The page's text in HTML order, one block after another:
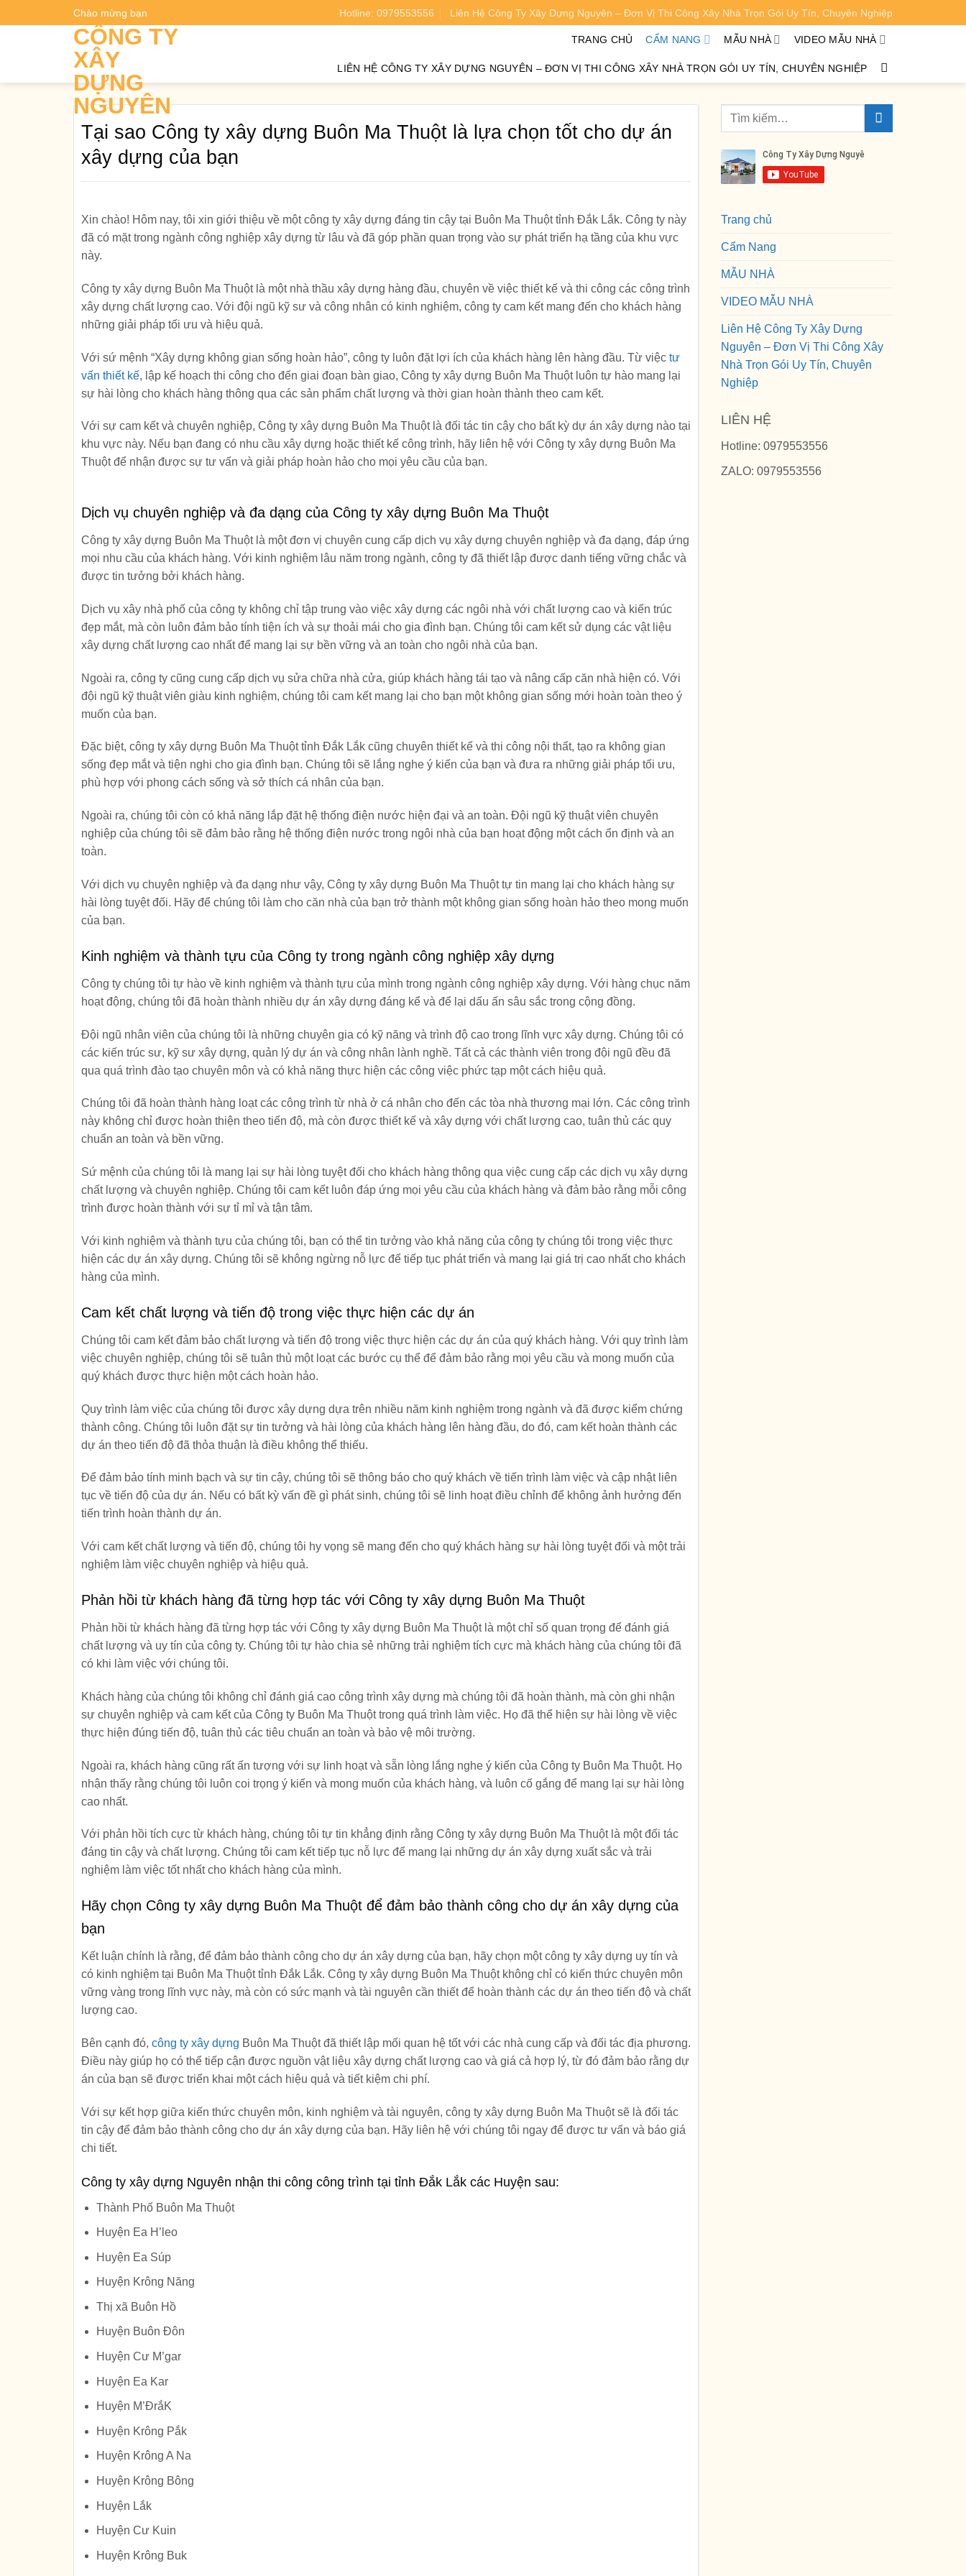
to
Chào mừng bạn Hotline: 0979553556 Liên Hệ Công Ty Xây Dựng Nguyên – Đơn Vị Thi Công Xây Nhà Trọn Gói Uy Tín, Chuyên Nghiệp
CÔNG TY
XÂY
DỰNG
NGUYÊN
TRANG CHỦ CẨM NANG MẪU NHÀ VIDEO MẪU NHÀ
LIÊN HỆ CÔNG TY XÂY DỰNG NGUYÊN – ĐƠN VỊ THI CÔNG XÂY NHÀ TRỌN GÓI UY TÍN, CHUYÊN NGHIỆP
Tại sao Công ty xây dựng Buôn Ma Thuột là lựa chọn tốt cho dự án
xây dựng của bạn
Xin chào! Hôm nay, tôi xin giới thiệu về một công ty xây dựng đáng tin cậy tại Buôn Ma Thuột tỉnh Đắk Lắk. Công ty này
đã có mặt trong ngành công nghiệp xây dựng từ lâu và đã góp phần quan trọng vào sự phát triển hạ tầng của khu vực
này.
Công ty xây dựng Buôn Ma Thuột là một nhà thầu xây dựng hàng đầu, chuyên về việc thiết kế và thi công các công trình
xây dựng chất lượng cao. Với đội ngũ kỹ sư và công nhân có kinh nghiệm, công ty cam kết mang đến cho khách hàng
những giải pháp tối ưu và hiệu quả.
Với sứ mệnh “Xây dựng không gian sống hoàn hảo”, công ty luôn đặt lợi ích của khách hàng lên hàng đầu. Từ việc tư
vấn thiết kế, lập kế hoạch thi công cho đến giai đoạn bàn giao, Công ty xây dựng Buôn Ma Thuột luôn tự hào mang lại
sự hài lòng cho khách hàng thông qua các sản phẩm chất lượng và thời gian hoàn thành theo cam kết.
Với sự cam kết và chuyên nghiệp, Công ty xây dựng Buôn Ma Thuột là đối tác tin cậy cho bất kỳ dự án xây dựng nào tại
khu vực này. Nếu bạn đang có nhu cầu xây dựng hoặc thiết kế công trình, hãy liên hệ với Công ty xây dựng Buôn Ma
Thuột để nhận được sự tư vấn và giải pháp hoàn hảo cho mọi yêu cầu của bạn.
Dịch vụ chuyên nghiệp và đa dạng của Công ty xây dựng Buôn Ma Thuột
Công ty xây dựng Buôn Ma Thuột là một đơn vị chuyên cung cấp dịch vụ xây dựng chuyên nghiệp và đa dạng, đáp ứng
mọi nhu cầu của khách hàng. Với kinh nghiệm lâu năm trong ngành, công ty đã thiết lập được danh tiếng vững chắc và
được tin tưởng bởi khách hàng.
Dịch vụ xây nhà phố của công ty không chỉ tập trung vào việc xây dựng các ngôi nhà với chất lượng cao và kiến trúc
đẹp mắt, mà còn luôn đảm bảo tính tiện ích và sự thoải mái cho gia đình bạn. Chúng tôi cam kết sử dụng các vật liệu
xây dựng chất lượng cao nhất để mang lại sự bền vững và an toàn cho ngôi nhà của bạn.
Ngoài ra, công ty cũng cung cấp dịch vụ sửa chữa nhà cửa, giúp khách hàng tái tạo và nâng cấp căn nhà hiện có. Với
đội ngũ kỹ thuật viên giàu kinh nghiệm, chúng tôi cam kết mang lại cho bạn một không gian sống mới hoàn toàn theo ý
muốn của bạn.
Đặc biệt, công ty xây dựng Buôn Ma Thuột tỉnh Đắk Lắk cũng chuyên thiết kế và thi công nội thất, tạo ra không gian
sống đẹp mắt và tiện nghi cho gia đình bạn. Chúng tôi sẽ lắng nghe ý kiến của bạn và đưa ra những giải pháp tối ưu,
phù hợp với phong cách sống và sở thích cá nhân của bạn.
Ngoài ra, chúng tôi còn có khả năng lắp đặt hệ thống điện nước hiện đại và an toàn. Đội ngũ kỹ thuật viên chuyên
nghiệp của chúng tôi sẽ đảm bảo rằng hệ thống điện nước trong ngôi nhà của bạn hoạt động một cách ổn định và an
toàn.
Với dịch vụ chuyên nghiệp và đa dạng như vậy, Công ty xây dựng Buôn Ma Thuột tự tin mang lại cho khách hàng sự
hài lòng tuyệt đối. Hãy để chúng tôi làm cho căn nhà của bạn trở thành một không gian sống hoàn hảo theo mong muốn
của bạn.
Kinh nghiệm và thành tựu của Công ty trong ngành công nghiệp xây dựng
Công ty chúng tôi tự hào về kinh nghiệm và thành tựu của mình trong ngành công nghiệp xây dựng. Với hàng chục năm
hoạt động, chúng tôi đã hoàn thành nhiều dự án xây dựng đáng kể và để lại dấu ấn sâu sắc trong cộng đồng.
Đội ngũ nhân viên của chúng tôi là những chuyên gia có kỹ năng và trình độ cao trong lĩnh vực xây dựng. Chúng tôi có
các kiến trúc sư, kỹ sư xây dựng, quản lý dự án và công nhân lành nghề. Tất cả các thành viên trong đội ngũ đều đã
qua quá trình đào tạo chuyên môn và có khả năng thực hiện các công việc phức tạp một cách hiệu quả.
Chúng tôi đã hoàn thành hàng loạt các công trình từ nhà ở cá nhân cho đến các tòa nhà thương mại lớn. Các công trình
này không chỉ được hoàn thiện theo tiến độ, mà còn được thiết kế và xây dựng với chất lượng cao, tuân thủ các quy
chuẩn an toàn và bền vững.
Sứ mệnh của chúng tôi là mang lại sự hài lòng tuyệt đối cho khách hàng thông qua việc cung cấp các dịch vụ xây dựng
chất lượng và chuyên nghiệp. Chúng tôi cam kết luôn đáp ứng mọi yêu cầu của khách hàng và đảm bảo rằng mỗi công
trình được hoàn thành với sự tỉ mỉ và tận tâm.
Với kinh nghiệm và thành tựu của chúng tôi, bạn có thể tin tưởng vào khả năng của công ty chúng tôi trong việc thực
hiện các dự án xây dựng. Chúng tôi sẽ không ngừng nỗ lực để tiếp tục phát triển và mang lại giá trị cao nhất cho khách
hàng của mình.
Cam kết chất lượng và tiến độ trong việc thực hiện các dự án
Chúng tôi cam kết đảm bảo chất lượng và tiến độ trong việc thực hiện các dự án của quý khách hàng. Với quy trình làm
việc chuyên nghiệp, chúng tôi sẽ tuân thủ một loạt các bước cụ thể để đảm bảo rằng mọi yêu cầu và mong muốn của
quý khách được thực hiện một cách hoàn hảo.
Quy trình làm việc của chúng tôi được xây dựng dựa trên nhiều năm kinh nghiệm trong ngành và đã được kiểm chứng
thành công. Chúng tôi luôn đặt sự tin tưởng và hài lòng của khách hàng lên hàng đầu, do đó, cam kết hoàn thành các
dự án theo tiến độ đã thỏa thuận là điều không thể thiếu.
Để đảm bảo tính minh bạch và sự tin cậy, chúng tôi sẽ thông báo cho quý khách về tiến trình làm việc và cập nhật liên
tục về tiến độ của dự án. Nếu có bất kỳ vấn đề gì phát sinh, chúng tôi sẽ linh hoạt điều chỉnh để không ảnh hưởng đến
tiến trình hoàn thành dự án.
Với cam kết chất lượng và tiến độ, chúng tôi hy vọng sẽ mang đến cho quý khách hàng sự hài lòng tuyệt đối và một trải
nghiệm làm việc chuyên nghiệp và hiệu quả.
Phản hồi từ khách hàng đã từng hợp tác với Công ty xây dựng Buôn Ma Thuột
Phản hồi từ khách hàng đã từng hợp tác với Công ty xây dựng Buôn Ma Thuột là một chỉ số quan trọng để đánh giá
chất lượng và uy tín của công ty. Chúng tôi tự hào chia sẻ những trải nghiệm tích cực mà khách hàng của chúng tôi đã
có khi làm việc với chúng tôi.
Khách hàng của chúng tôi không chỉ đánh giá cao công trình xây dựng mà chúng tôi đã hoàn thành, mà còn ghi nhận
sự chuyên nghiệp và cam kết của Công ty Buôn Ma Thuột trong quá trình làm việc. Họ đã thể hiện sự hài lòng về việc
thực hiện đúng tiến độ, tuân thủ các tiêu chuẩn an toàn và bảo vệ môi trường.
Ngoài ra, khách hàng cũng rất ấn tượng với sự linh hoạt và sẵn lòng lắng nghe ý kiến ​​của Công ty Buôn Ma Thuột. Họ
nhận thấy rằng chúng tôi luôn coi trọng ý kiến ​​và mong muốn của khách hàng, và luôn cố gắng để mang lại sự hài lòng
cao nhất.
Với phản hồi tích cực từ khách hàng, chúng tôi tự tin khẳng định rằng Công ty xây dựng Buôn Ma Thuột là một đối tác
đáng tin cậy và chất lượng. Chúng tôi cam kết tiếp tục nỗ lực để mang lại những dự án xây dựng xuất sắc và trải
nghiệm làm việc tốt nhất cho khách hàng của mình.
Hãy chọn Công ty xây dựng Buôn Ma Thuột để đảm bảo thành công cho dự án xây dựng của
bạn
Kết luận chính là rằng, để đảm bảo thành công cho dự án xây dựng của bạn, hãy chọn một công ty xây dựng uy tín và
có kinh nghiệm tại Buôn Ma Thuột tỉnh Đắk Lắk. Công ty xây dựng Buôn Ma Thuột không chỉ có kiến thức chuyên môn
vững vàng trong lĩnh vực này, mà còn có sức mạnh và tài nguyên cần thiết để hoàn thành các dự án theo tiến độ và chất
lượng cao.
Bên cạnh đó, công ty xây dựng Buôn Ma Thuột đã thiết lập mối quan hệ tốt với các nhà cung cấp và đối tác địa phương.
Điều này giúp họ có thể tiếp cận được nguồn vật liệu xây dựng chất lượng cao và giá cả hợp lý, từ đó đảm bảo rằng dự
án của bạn sẽ được triển khai một cách hiệu quả và tiết kiệm chi phí.
Với sự kết hợp giữa kiến thức chuyên môn, kinh nghiệm và tài nguyên, công ty xây dựng Buôn Ma Thuột sẽ là đối tác
tin cậy để đảm bảo thành công cho dự án xây dựng của bạn. Hãy liên hệ với chúng tôi ngay để được tư vấn và báo giá
chi tiết.
Công ty xây dựng Nguyên nhận thi công công trình tại tỉnh Đắk Lắk các Huyện sau:
Thành Phố Buôn Ma Thuột
Huyện Ea H’leo
Huyện Ea Súp
Huyện Krông Năng
Thị xã Buôn Hồ
Huyện Buôn Đôn
Huyện Cư M’gar
Huyện Ea Kar
Huyện M’ĐrắK
Huyện Krông Pắk
Huyện Krông A Na
Huyện Krông Bông
Huyện Lắk
Huyện Cư Kuin
Huyện Krông Buk
Trang chủ
Cẩm Nang
MẪU NHÀ
VIDEO MẪU NHÀ
Liên Hệ Công Ty Xây Dựng
Nguyên – Đơn Vị Thi Công Xây
Nhà Trọn Gói Uy Tín, Chuyên
Nghiệp
LIÊN HỆ
Hotline: 0979553556
ZALO: 0979553556
Dự toán chi phí xây nhà chính xác 95%. XEM CHI TIẾT